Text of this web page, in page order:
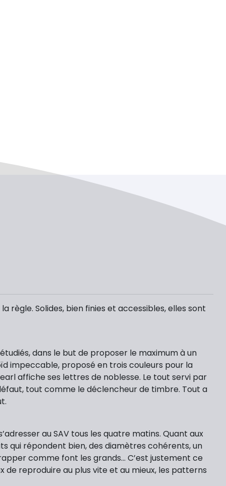
règle. Solides, bien finies et accessibles, elles sont
dans le but de proposer le maximum à un
impeccable, proposé en trois couleurs pour la
affiche ses lettres de noblesse. Le tout servi par
tout comme le déclencheur de timbre. Tout a
au SAV tous les quatre matins. Quant aux
qui répondent bien, des diamètres cohérents, un
comme font les grands... C’est justement ce
de reproduire au plus vite et au mieux, les patterns